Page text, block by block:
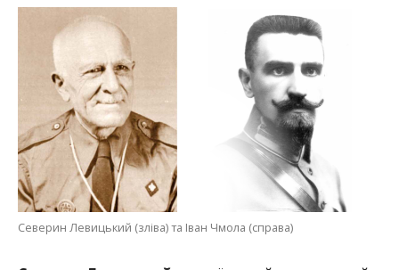
Северин Левицький (зліва) та Іван Чмола (справа)